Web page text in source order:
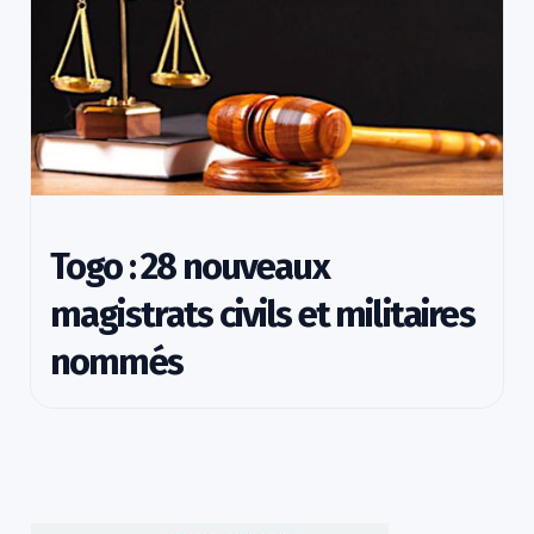
Togo : 28 nouveaux
magistrats civils et militaires
nommés